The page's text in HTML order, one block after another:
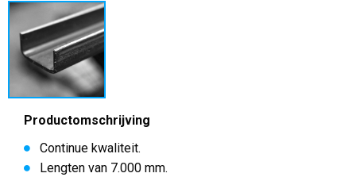
Productomschrijving
Continue kwaliteit.
Lengten van 7.000 mm.